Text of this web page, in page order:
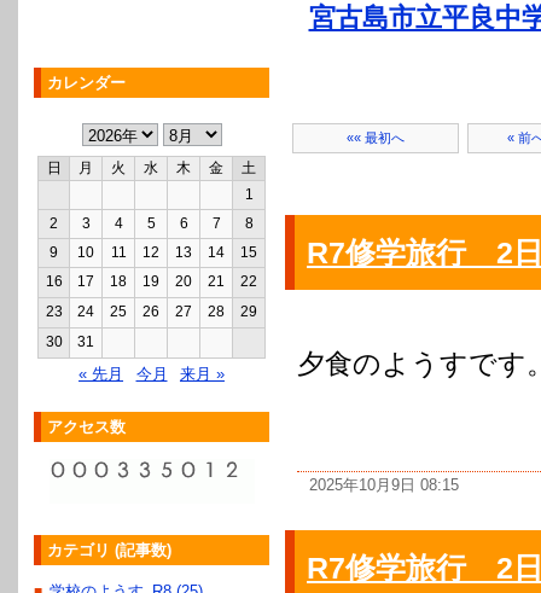
宮古島市立平良中
«« 最初へ « 前
R7修学旅行 2
夕食のようすです
2025年10月9日 08:15
R7修学旅行 2
カレンダー
日 月 火 水 木 金
土
1
2
3 4 5 6 7
8
9
10 11 12 13 14
15
16
17 18 19 20 21
22
23
24 25 26 27 28
29
30
31
« 先月 今月 来月 »
アクセス数
カテゴリ (記事数)